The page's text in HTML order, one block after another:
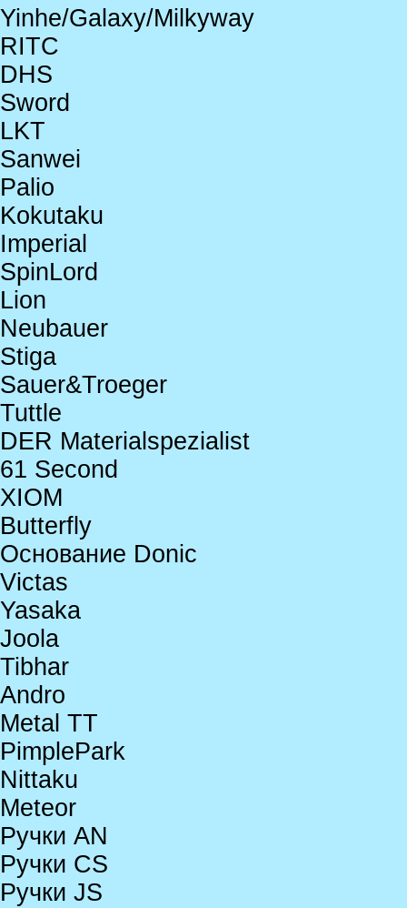
Yinhe/Galaxy/Milkyway
RITC
DHS
Sword
LKT
Sanwei
Palio
Kokutaku
Imperial
SpinLord
Lion
Neubauer
Stiga
Sauer&Troeger
Tuttle
DER Materialspezialist
61 Second
XIOM
Butterfly
Основание Donic
Victas
Yasaka
Joola
Tibhar
Andro
Metal TT
PimplePark
Nittaku
Meteor
Ручки AN
Ручки CS
Ручки JS